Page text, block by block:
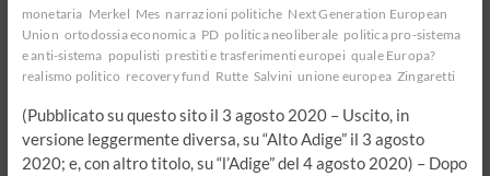
monetaria Merkel Mes narrazioni politiche Next Generation European
Union ortodossia economica PD politica neoliberale politica pro-sistema
e anti-sistema populisti prestiti e trasferimenti europei quale Europa?
realismo politico recovery fund Rutte Salvini unione europea Zingaretti
(Pubblicato su questo sito il 3 agosto 2020 – Uscito, in
versione leggermente diversa, su “Alto Adige” il 3 agosto
2020; e, con altro titolo, su “l’Adige” del 4 agosto 2020) – Dopo